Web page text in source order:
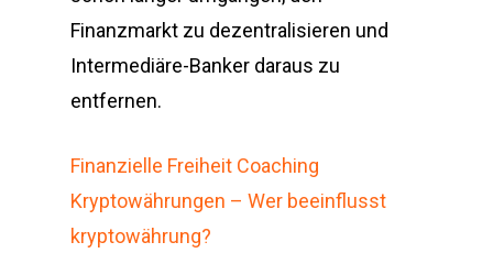
Finanzmarkt zu dezentralisieren und
Intermediäre-Banker daraus zu
entfernen.
Finanzielle Freiheit Coaching
Kryptowährungen – Wer beeinflusst
kryptowährung?